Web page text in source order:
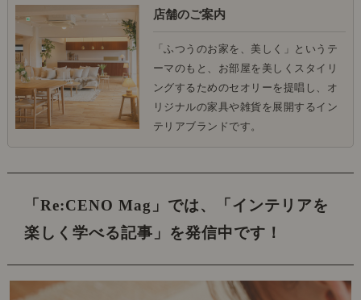
店舗のご案内
「ふつうのお家を、美しく」というテ
ーマのもと、お部屋を美しくスタイリ
ングするためのセオリーを提唱し、オ
リジナルの家具や雑貨を展開するイン
テリアブランドです。
「Re:CENO Mag」では、
「インテリアを
楽しく学べる記事」を発信中です！